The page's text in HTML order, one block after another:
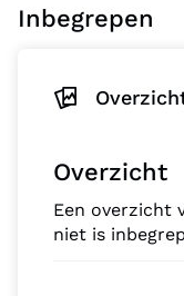
Inbegrepen
Overzicht
Een overzicht
niet is